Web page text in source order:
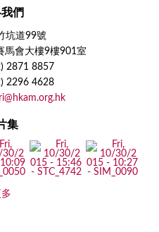
們
坑道99號
馬會大樓9樓901室
2871 8857
2296 4628
集